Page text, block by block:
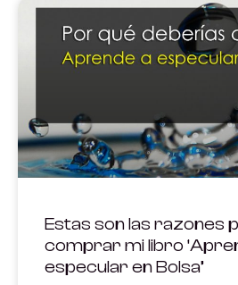
Estas son las razones
comprar mi libro
especular en Bolsa’